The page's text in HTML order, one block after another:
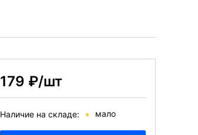
179 ₽/шт
Наличие на складе: мало